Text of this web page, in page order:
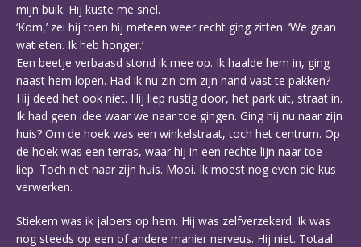
mijn buik. Hij kuste me snel.
‘Kom,’ zei hij toen hij meteen weer recht ging zitten. ‘We gaan
wat eten. Ik heb honger.’
Een beetje verbaasd stond ik mee op. Ik haalde hem in, ging
naast hem lopen. Had ik nu zin om zijn hand vast te pakken?
Hij deed het ook niet. Hij liep rustig door, het park uit, straat in.
Ik had geen idee waar we naar toe gingen. Ging hij nu naar zijn
huis? Om de hoek was een winkelstraat, toch het centrum. Op
de hoek was een terras, waar hij in een rechte lijn naar toe
liep. Toch niet naar zijn huis. Mooi. Ik moest nog even die kus
verwerken.
Stiekem was ik jaloers op hem. Hij was zelfverzekerd. Ik was
nog steeds op een of andere manier nerveus. Hij niet. Totaal